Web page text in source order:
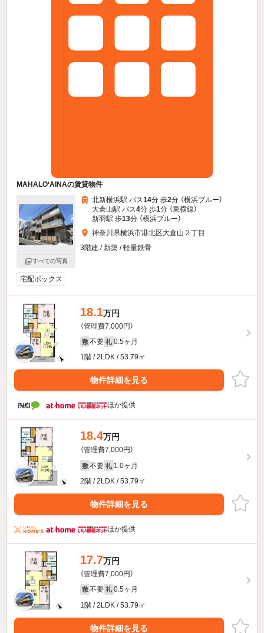
MAHALO‘AINAの賃貸物件
すべての写真
北新横浜駅 バス14分 歩2分 （横浜ブルー）
大倉山駅 バス4分 歩1分 （東横線）
新羽駅 歩13分 （横浜ブルー）
神奈川県横浜市港北区大倉山２丁目
3階建 / 新築 / 軽量鉄骨
宅配ボックス
18.1万円
（管理費7,000円）
敷 不要 礼 0.5ヶ月
1階 / 2LDK / 53.79㎡
物件詳細を見る
ほか提供
18.4万円
（管理費7,000円）
敷 不要 礼 1.0ヶ月
2階 / 2LDK / 53.79㎡
物件詳細を見る
ほか提供
17.7万円
（管理費7,000円）
敷 不要 礼 0.5ヶ月
1階 / 2LDK / 53.79㎡
物件詳細を見る